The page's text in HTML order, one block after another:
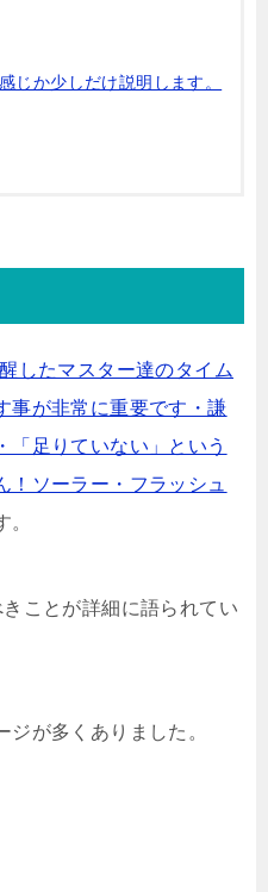
じか少しだけ説明します。
したマスター達のタイム
が非常に重要です・謙
「足りていない」という
！ソーラー・フラッシュ
。
ことが詳細に語られてい
が多くありました。